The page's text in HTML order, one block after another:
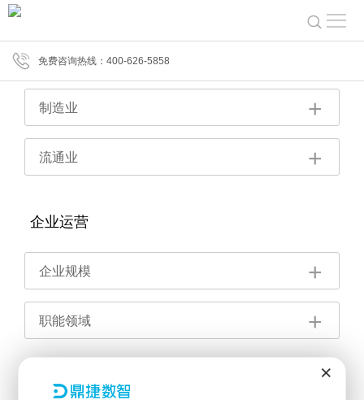
免费咨询热线：400-626-5858
行业方案
制造业
流通业
企业运营
企业规模
职能领域
智能+应用
×